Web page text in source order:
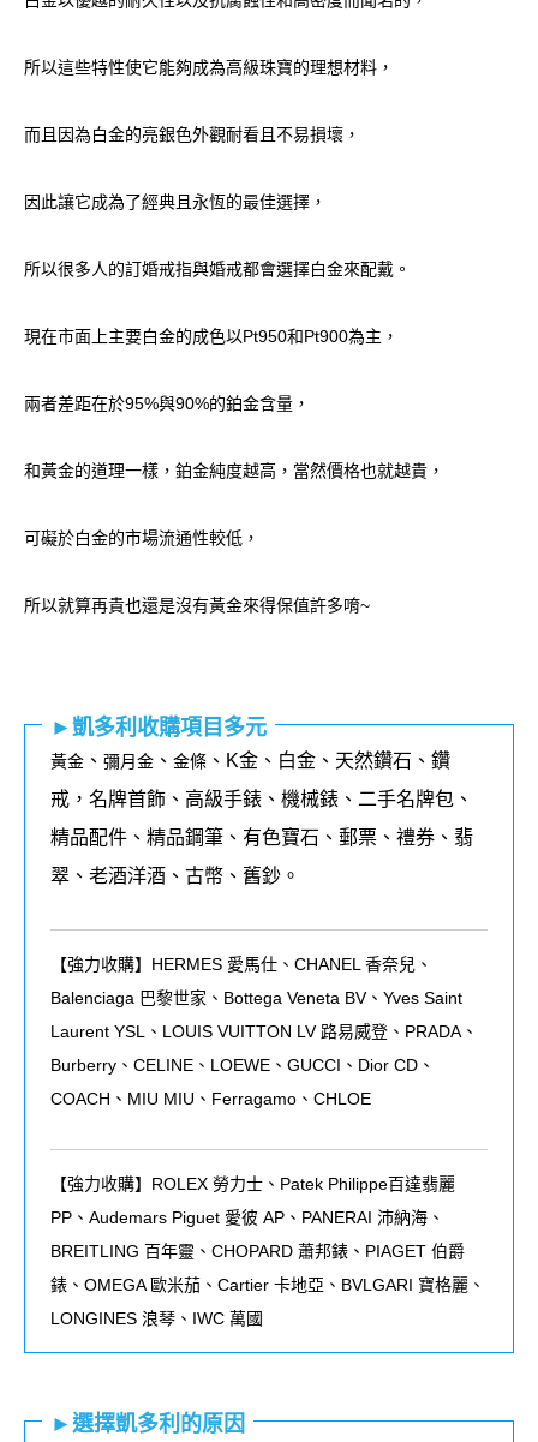
所以這些特性使它能夠成為高級珠寶的理想材料，
而且因為白金的亮銀色外觀耐看且不易損壞，
因此讓它成為了經典且永恆的最佳選擇，
所以很多人的訂婚戒指與婚戒都會選擇白金來配戴。
現在市面上主要白金的成色以Pt950和Pt900為主，
兩者差距在於95%與90%的鉑金含量，
和黃金的道理一樣，鉑金純度越高，當然價格也就越貴，
可礙於白金的市場流通性較低，
所以就算再貴也還是沒有黃金來得保值許多唷~
►凱多利收購項目多元
黃金 、 彌月金 、 金條 、K金、白金、天然鑽石、鑽
戒，名牌首飾、高級手錶、機械錶、二手名牌包、
精品配件、精品鋼筆、有色寶石、郵票、禮券、翡
翠、老酒洋酒、古幣、舊鈔。
【強力收購】HERMES 愛馬仕、CHANEL 香奈兒、
Balenciaga 巴黎世家、Bottega Veneta BV、Yves Saint
Laurent YSL、LOUIS VUITTON LV 路易威登、PRADA、
Burberry、CELINE、LOEWE、GUCCI、Dior CD、
COACH、MIU MIU、Ferragamo、CHLOE
【強力收購】ROLEX 勞力士、 Patek Philippe百達翡麗
PP 、 Audemars Piguet 愛彼 AP 、 PANERAI 沛納海、
BREITLING 百年靈、 CHOPARD 蕭邦錶、 PIAGET 伯爵
錶、 OMEGA歐米茄、 Cartier 卡地亞、 BVLGARI 寶格麗、
LONGINES 浪琴、 IWC 萬國
►選擇凱多利的原因